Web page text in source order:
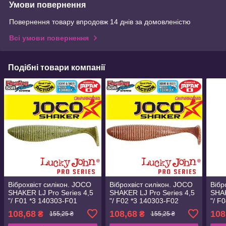
Умови повернення
Повернення товару впродовж 14 днів за домовленістю
Всі умови повернення
Подібні товари компанії
Віброхвіст силікон. JOCO
SHAKER LJ Pro Series 4,5
"/ F01 *3 140303-F01
108,68 ₴ 155,25 ₴
Віброхвіст силікон. JOCO
SHAKER LJ Pro Series 4,5
"/ F02 *3 140303-F02
108,68₴ 155,25 ₴
"/